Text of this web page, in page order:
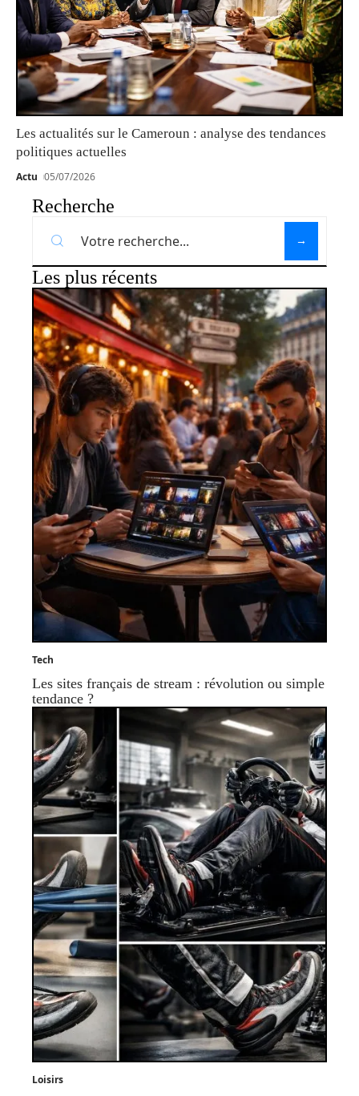
Les actualités sur le Cameroun : analyse des tendances
politiques actuelles
Actu 05/07/2026
Recherche
Les plus récents
Tech
Les sites français de stream : révolution ou simple
tendance ?
Loisirs